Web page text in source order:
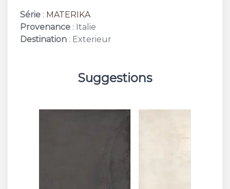
Série : MATERIKA
Provenance : Italie
Destination : Exterieur
Suggestions